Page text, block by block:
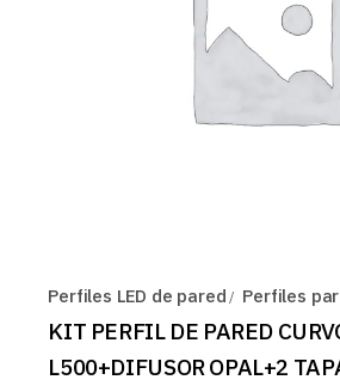
Perfiles LED de pared Perfiles
KIT PERFIL DE PARED
L500+DIFUSOR OPAL+2